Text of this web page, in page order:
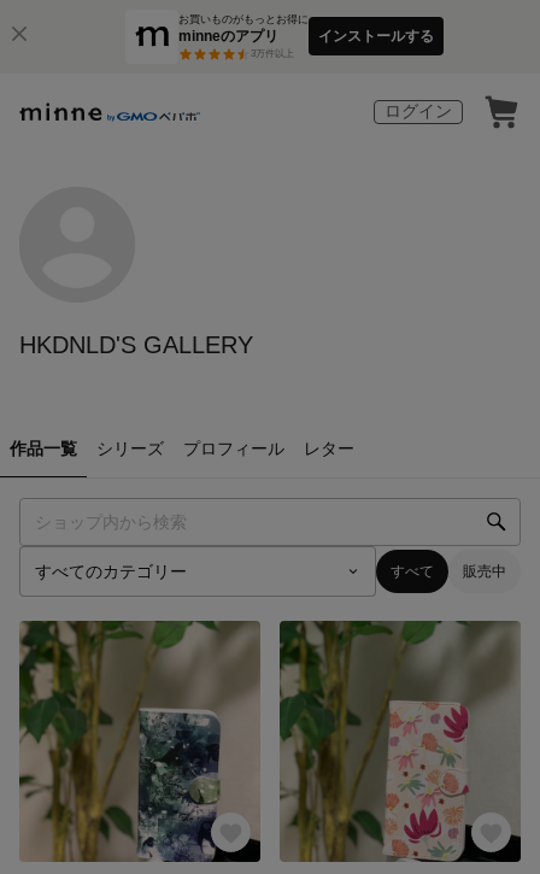
お買いものがもっとお得に
minneのアプリ
3万件以上
インストールする
ログイン
HKDNLD'S GALLERY
作品一覧 シリーズ プロフィール レター
すべて 販売中